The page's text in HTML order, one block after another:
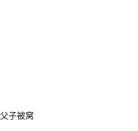
父子被窝